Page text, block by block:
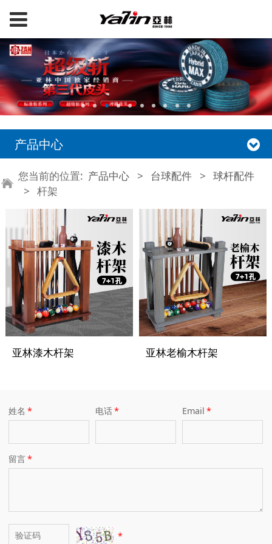
产品中心
您当前的位置: 产品中心 > 台球配件 > 球杆配件
> 杆架
亚林漆木杆架 亚林老榆木杆架
姓名 * 电话* Email *
留言*
*